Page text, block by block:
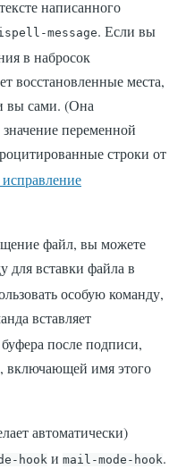
написанного
message. Если вы
в набросок
восстановленные места,
вы сами. (Она
переменной
строки от
файл, вы можете
для вставки файла в
особую команду,
вставляет
после подписи,
включающей имя этого
автоматически)
hook и mail-mode-hook.